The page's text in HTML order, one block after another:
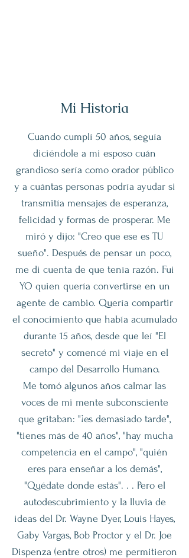
Mi Historia
Cuando cumplí 50 años, seguía
diciéndole a mi esposo cuán
grandioso sería como orador público
y a cuántas personas podría ayudar si
transmitía mensajes de esperanza,
felicidad y formas de prosperar. Me
miró y dijo: "Creo que ese es TU
sueño". Después de pensar un poco,
me di cuenta de que tenía razón. Fui
YO quien quería convertirse en un
agente de cambio. Quería compartir
el conocimiento que había acumulado
durante 15 años, desde que leí "El
secreto" y comencé mi viaje en el
campo del Desarrollo Humano.
Me tomó algunos años calmar las
voces de mi mente subconsciente
que gritaban: "¡es demasiado tarde",
"tienes más de 40 años", "hay mucha
competencia en el campo", "quién
eres para enseñar a los demás",
"Quédate donde estás". . . Pero el
autodescubrimiento y la lluvia de
ideas del Dr. Wayne Dyer, Louis Hayes,
Gaby Vargas, Bob Proctor y el Dr. Joe
Dispenza (entre otros) me permitieron